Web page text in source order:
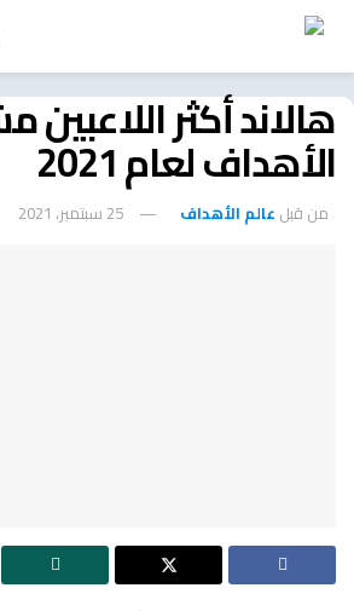
هالاند أكثر
الأهداف لعام 2021
من قبل عالم الأهداف 25 سبتمبر، 2021